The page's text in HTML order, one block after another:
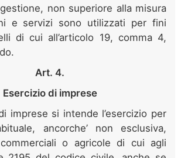
non superiore alla misura
e servizi sono utilizzati per fini
di cui all’articolo 19, comma 4,
Art. 4.
Esercizio di imprese
imprese si intende l’esercizio per
ancorche’ non esclusiva,
o agricole di cui agli